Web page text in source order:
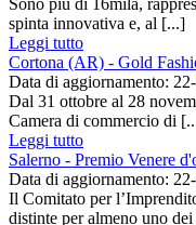
spinta innovativa e, al [...]
Leggi tutto
Cortona (AR) - Gold
Data di aggiornamento:
Dal 31 ottobre al 28
Camera di commercio di
Leggi tutto
Salerno - Premio Venere
Data di aggiornamento:
Il Comitato per
distinte per almeno uno